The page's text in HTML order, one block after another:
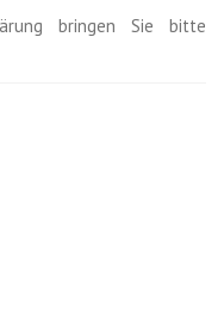
bringen Sie bitte